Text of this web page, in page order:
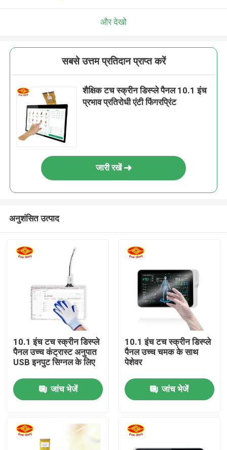
होम
उत्पाद
और देखो
सबसे उत्तम प्रतिदान प्राप्त करें
शैक्षिक टच स्क्रीन डिस्प्ले पैनल 10.1 इंच
प्रभाव प्रतिरोधी एंटी फिंगरप्रिंट
जारी रखें
अनुशंसित उत्पाद
10.1 इंच टच स्क्रीन डिस्प्ले
पैनल उच्च कंट्रास्ट अनुपात
USB इनपुट सिग्नल के लिए
जांच भेजें
10.1 इंच टच स्क्रीन डिस्प्ले
पैनल उच्च चमक के साथ
पेशेवर
जांच भेजें